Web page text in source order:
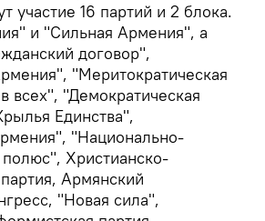
участие 16 партий и 2 блока.
и "Сильная Армения", а
договор",
"Меритократическая
всех", "Демократическая
Единства",
"Национально-
Христианско-
Армянский
"Новая сила",